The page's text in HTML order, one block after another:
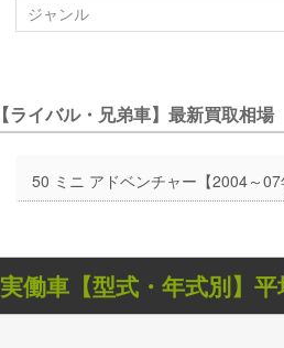
ジャンル
【ライバル・兄弟車】最新買取相場
50 ミニ アドベンチャー【2004～07
実働車【型式・年式別】